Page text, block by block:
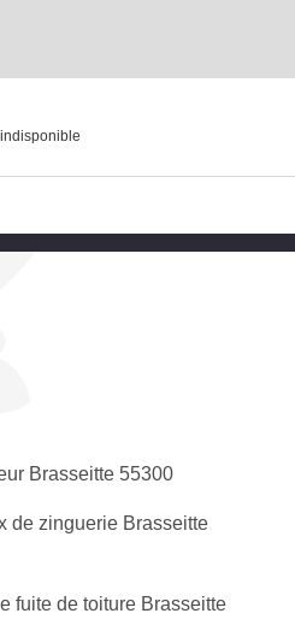
indisponible
Brasseitte 55300
de zinguerie Brasseitte
fuite de toiture Brasseitte